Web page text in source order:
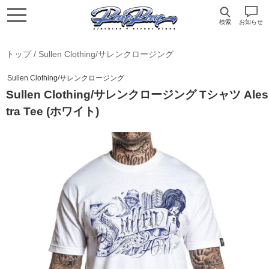
検索 お知らせ
トップ/ Sullen Clothing/サレンクロージング
Sullen Clothing/サレンクロージング
Sullen Clothing/サレンクロージング Tシャツ Ales
tra Tee (ホワイト)